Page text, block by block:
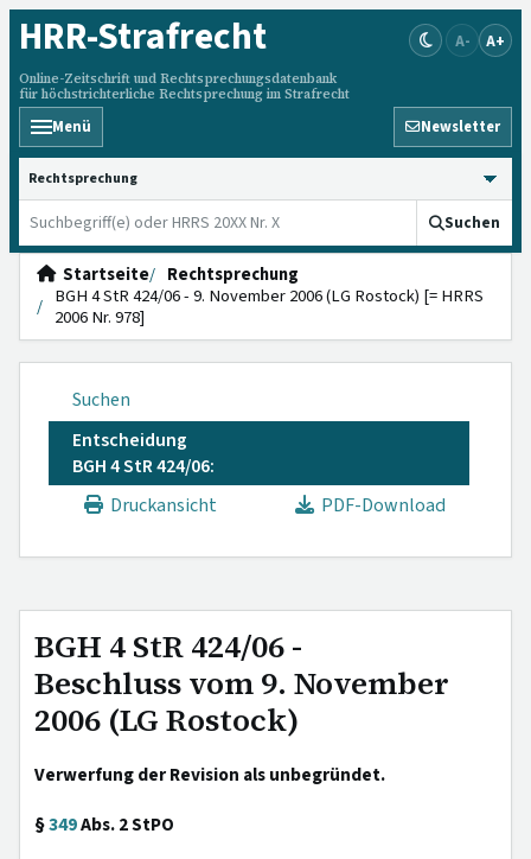
HRR-Strafrecht
Online-Zeitschrift und Rechtsprechungsdatenbank
für höchstrichterliche Rechtsprechung im Strafrecht
A- A+
Menü Newsletter
HRRS durchsuchen
Suchen
Startseite
Rechtsprechung
BGH 4 StR 424/06 - 9. November 2006 (LG Rostock) [= HRRS
2006 Nr. 978]
Suchen
Entscheidung
BGH 4 StR 424/06:
Druckansicht
PDF-Download
BGH 4 StR 424/06 -
Beschluss vom 9. November
2006 (LG Rostock)
Verwerfung der Revision als unbegründet.
§349Abs. 2 StPO